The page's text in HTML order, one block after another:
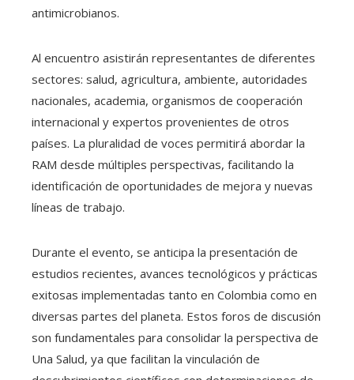
antimicrobianos.
Al encuentro asistirán representantes de diferentes
sectores: salud, agricultura, ambiente, autoridades
nacionales, academia, organismos de cooperación
internacional y expertos provenientes de otros
países. La pluralidad de voces permitirá abordar la
RAM desde múltiples perspectivas, facilitando la
identificación de oportunidades de mejora y nuevas
líneas de trabajo.
Durante el evento, se anticipa la presentación de
estudios recientes, avances tecnológicos y prácticas
exitosas implementadas tanto en Colombia como en
diversas partes del planeta. Estos foros de discusión
son fundamentales para consolidar la perspectiva de
Una Salud, ya que facilitan la vinculación de